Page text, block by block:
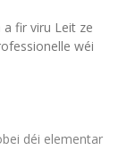
fir viru Leit ze
wéi
déi elementar